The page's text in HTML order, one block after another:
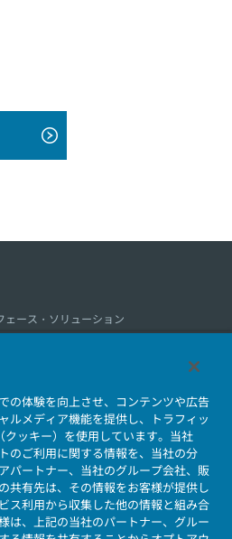
ェース・ソリューション
IR情報 採用情報
会社情報新着一覧
お問い合わせ
Policy
マイナンバー情報保護ポリシー
の体験を向上させ、コンテンツや広告
ルメディア機能を提供し、トラフィッ
ッキー）を使用しています。当社
のご利用に関する情報を、当社の分
パートナー、当社のグループ会社、販
共有先は、その情報をお客様が提供し
ス利用から収集した他の情報と組み合
は、上記の当社のパートナー、グルー